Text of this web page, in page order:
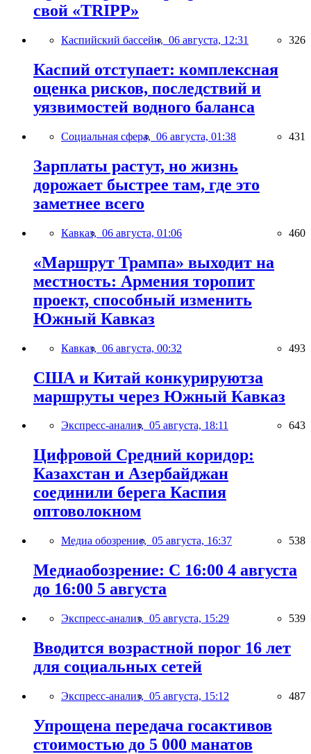
свой «TRIPP»
Каспийский бассейн, 06 августа, 12:31 326
Каспий отступает: комплексная
оценка рисков, последствий и
уязвимостей водного баланса
Социальная сфера, 06 августа, 01:38 431
Зарплаты растут, но жизнь
дорожает быстрее там, где это
заметнее всего
Кавказ, 06 августа, 01:06 460
«Маршрут Трампа» выходит на
местность: Армения торопит
проект, способный изменить
Южный Кавказ
Кавказ, 06 августа, 00:32 493
США и Китай конкурируютза
маршруты через Южный Кавказ
Экспресс-анализ, 05 августа, 18:11 643
Цифровой Средний коридор:
Казахстан и Азербайджан
соединили берега Каспия
оптоволокном
Медиа обозрение, 05 августа, 16:37 538
Медиаобозрение: С 16:00 4 августа
до 16:00 5 августа
Экспресс-анализ, 05 августа, 15:29 539
Вводится возрастной порог 16 лет
для социальных сетей
Экспресс-анализ, 05 августа, 15:12 487
Упрощена передача госактивов
стоимостью до 5 000 манатов